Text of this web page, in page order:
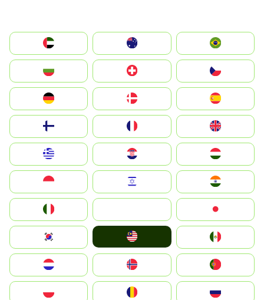
الإمارات العربية المتحدة
Switzerland
Deutschland
United Kingdom
Magyarország
South Korea